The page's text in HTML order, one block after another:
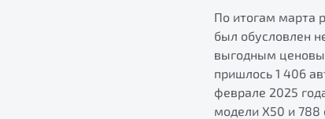
По итогам марта
был обусловлен
выгодным
пришлось 1 406
феврале 2025
модели X50 и 788